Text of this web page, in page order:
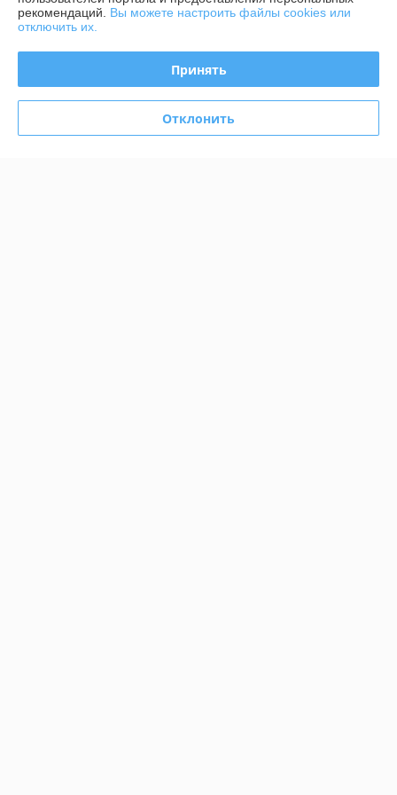
Работает с 24.11.2014
Минск, ул. Инженерная, 36к3, Минск, Беларусь
рекомендаций. Вы можете настроить файлы cookies или
отключить их.
Принять
Отклонить